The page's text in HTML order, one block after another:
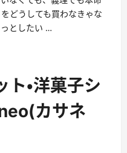
どうしても買わなきゃな
としたい …
・洋菓子シ
カサネ